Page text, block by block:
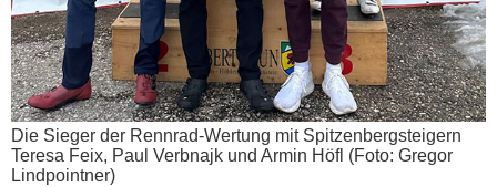
Die Sieger der Rennrad-Wertung mit Spitzenbergsteigern
Teresa Feix, Paul Verbnajk und Armin Höfl (Foto: Gregor
Lindpointner)